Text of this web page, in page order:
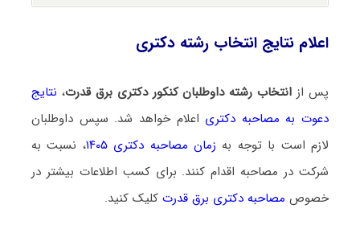
اعلام نتایج انتخاب رشته دکتری
پس از انتخاب رشته داوطلبان کنکور دکتری برق قدرت، نتایج
دعوت به مصاحبه دکتری اعلام خواهد شد. سپس داوطلبان
لازم است با توجه به زمان مصاحبه دکتری ۱۴۰۵
، نسبت به
شرکت در مصاحبه اقدام کنند. برای کسب اطلاعات بیشتر در
خصوص مصاحبه دکتری برق قدرتکلیک کنید.